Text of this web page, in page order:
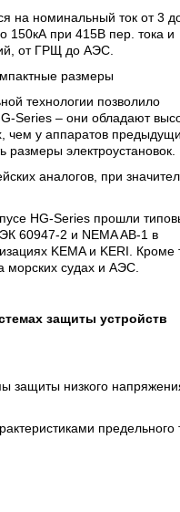
на номинальный ток от 3
150кА при 415В пер. тока и
от ГРЩ до АЭС.
размеры
технологии позволило
Series – они обладают
чем у аппаратов
электроустановок.
аналогов, при
HG-Series прошли
60947-2 и NEMA AB-1 в
KEMA и KERI. Кроме
судах и АЭС.
защиты устройств
защиты низкого
предельного